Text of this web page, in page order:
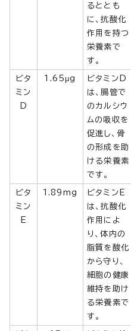
るととも
に、抗酸化
作用を持つ
栄養素で
す。
ビタ
ミン
D
1.65μg
ビタミンD
は、腸管で
のカルシウ
ムの吸収を
促進し、骨
の形成を助
ける栄養素
です。
ビタ
ミン
E
1.89mg
ビタミンE
は、抗酸化
作用によ
り、体内の
脂質を酸化
から守り、
細胞の健康
維持を助け
る栄養素で
す。